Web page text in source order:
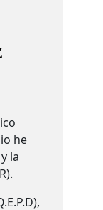
he
y la